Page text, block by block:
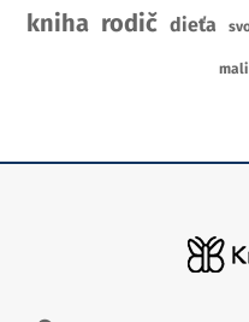
kniha rodič dieťa
mali